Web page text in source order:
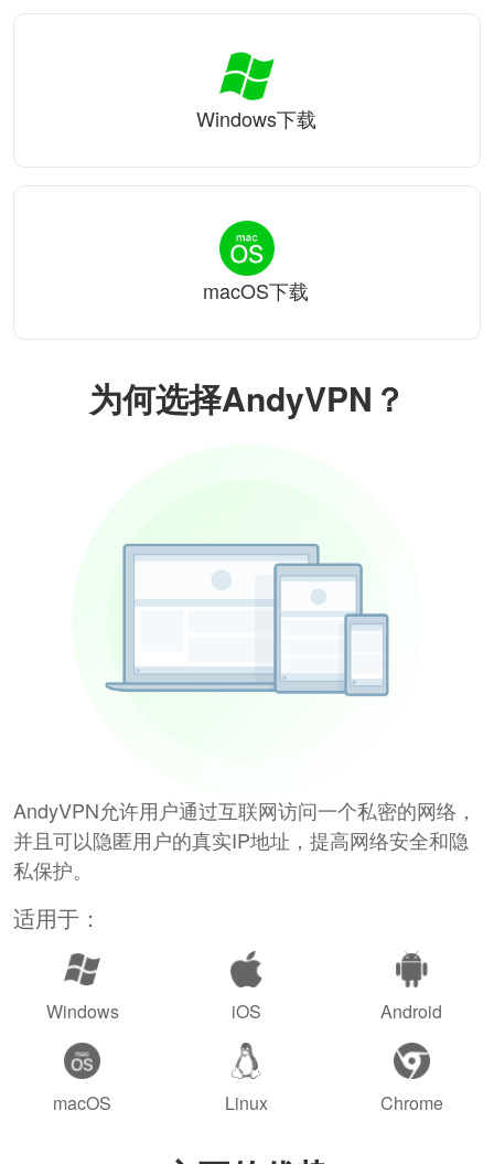
为何选择AndyVPN？
AndyVPN允许用户通过互联网访问一个私密的网络，
并且可以隐匿用户的真实IP地址，提高网络安全和隐
私保护。
适用于：
Windows iOS Android
macOS Linux Chrome
Windows下载
macOS下载